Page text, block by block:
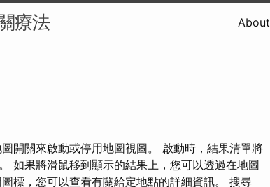
療法 About
開關來啟動或停用地圖視圖。 啟動時，結果清單將
如果將滑鼠移到顯示的結果上，您可以透過在地圖
標，您可以查看有關給定地點的詳細資訊。 搜尋